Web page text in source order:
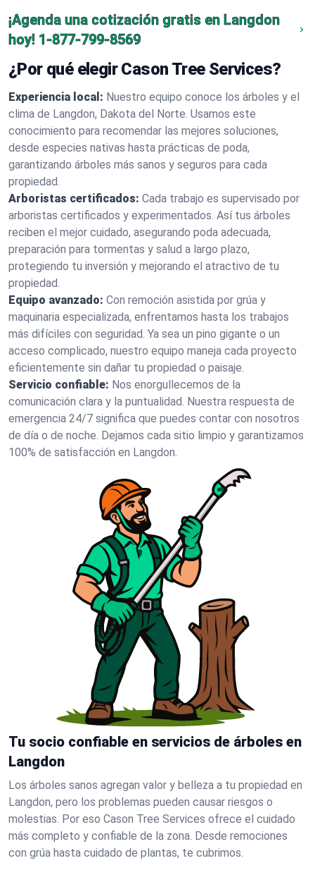
¡Agenda una cotización gratis en Langdon
hoy! 1-877-799-8569
¿Por qué elegir Cason Tree Services?
Experiencia local: Nuestro equipo conoce los árboles y el
clima de Langdon, Dakota del Norte. Usamos este
conocimiento para recomendar las mejores soluciones,
desde especies nativas hasta prácticas de poda,
garantizando árboles más sanos y seguros para cada
propiedad.
Arboristas certificados: Cada trabajo es supervisado por
arboristas certificados y experimentados. Así tus árboles
reciben el mejor cuidado, asegurando poda adecuada,
preparación para tormentas y salud a largo plazo,
protegiendo tu inversión y mejorando el atractivo de tu
propiedad.
Equipo avanzado: Con remoción asistida por grúa y
maquinaria especializada, enfrentamos hasta los trabajos
más difíciles con seguridad. Ya sea un pino gigante o un
acceso complicado, nuestro equipo maneja cada proyecto
eficientemente sin dañar tu propiedad o paisaje.
Servicio confiable: Nos enorgullecemos de la
comunicación clara y la puntualidad. Nuestra respuesta de
emergencia 24/7 significa que puedes contar con nosotros
de día o de noche. Dejamos cada sitio limpio y garantizamos
100% de satisfacción en Langdon.
Tu socio confiable en servicios de árboles en
Langdon
Los árboles sanos agregan valor y belleza a tu propiedad en
Langdon, pero los problemas pueden causar riesgos o
molestias. Por eso Cason Tree Services ofrece el cuidado
más completo y confiable de la zona. Desde remociones
con grúa hasta cuidado de plantas, te cubrimos.